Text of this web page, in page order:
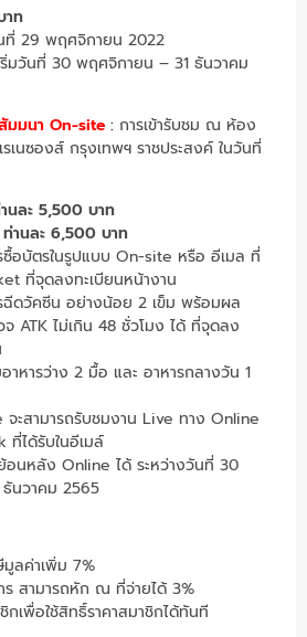
าท
ที่ 29 พฤศจิกายน 2022
มวันที่ 30 พฤศจิกายน – 31 ธันวาคม
มมนา On-site : การเข้ารับชม ณ ห้อง
เนซองส์ กรุงเทพฯ ราชประสงค์ ในวันที่
นละ 5,500 บาท
ละ 6,500 บาท
อบัตรในรูปแบบ On-site หรือ อีเมล ที่
ที่จุดลงทะเบียนหน้างาน
ฉีดวัคซีน อย่างน้อย 2 เข็ม พร้อมผล
จ ATK ไม่เกิน 48 ชั่วโมง ได้ ที่จุดลง
าหารว่าง 2 มื้อ และ อาหารกลางวัน 1
ะสามารถรับชมงาน Live ทาง Online
ที่ได้รับในอีเมล์
อนหลัง Online ได้ ระหว่างวันที่ 30
นวาคม 2565
มูลค่าเพิ่ม 7%
สามารถหัก ณ ที่จ่ายได้ 3%
กเพื่อใช้สิทธิ์ราคาสมาชิกได้ทันที